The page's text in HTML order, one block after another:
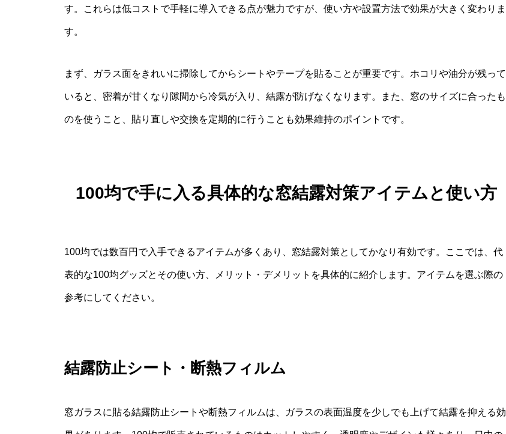
す。これらは低コストで手軽に導入できる点が魅力ですが、使い方や設置方法で効果が大きく変わりま
す。
まず、ガラス面をきれいに掃除してからシートやテープを貼ることが重要です。ホコリや油分が残って
いると、密着が甘くなり隙間から冷気が入り、結露が防げなくなります。また、窓のサイズに合ったも
のを使うこと、貼り直しや交換を定期的に行うことも効果維持のポイントです。
100均で手に入る具体的な窓結露対策アイテムと使い方
100均では数百円で入手できるアイテムが多くあり、窓結露対策としてかなり有効です。ここでは、代
表的な100均グッズとその使い方、メリット・デメリットを具体的に紹介します。アイテムを選ぶ際の
参考にしてください。
結露防止シート・断熱フィルム
窓ガラスに貼る結露防止シートや断熱フィルムは、ガラスの表面温度を少しでも上げて結露を抑える効